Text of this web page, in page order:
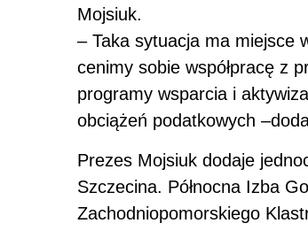
Mojsiuk.
– Taka sytuacja ma miejsce
cenimy sobie współpracę z
programy wsparcia i
obciążeń podatkowych
Prezes Mojsiuk dodaje
Szczecina. Północna Izba
Zachodniopomorskiego